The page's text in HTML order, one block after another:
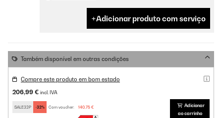
Adicionar produto com serviço
Também disponível em outras condições
Compre este produto em bom estado
206,99 € incl. IVA
SALE32P -32% Com voucher: 140,75 €
Adicionar
ao carrinho